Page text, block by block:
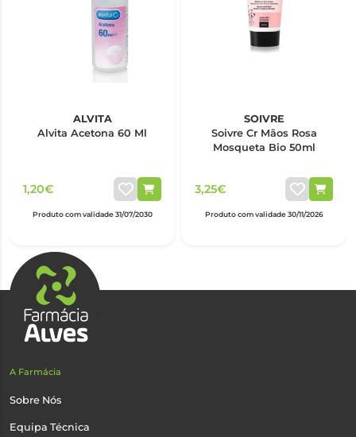
ALVITA
Alvita Acetona 60 Ml
1,20€
Produto com validade 31/07/2030
SOIVRE
Soivre Cr Mãos Rosa
Mosqueta Bio 50ml
3,25€
Produto com validade 30/11/2026
A Farmácia
Sobre Nós
Equipa Técnica